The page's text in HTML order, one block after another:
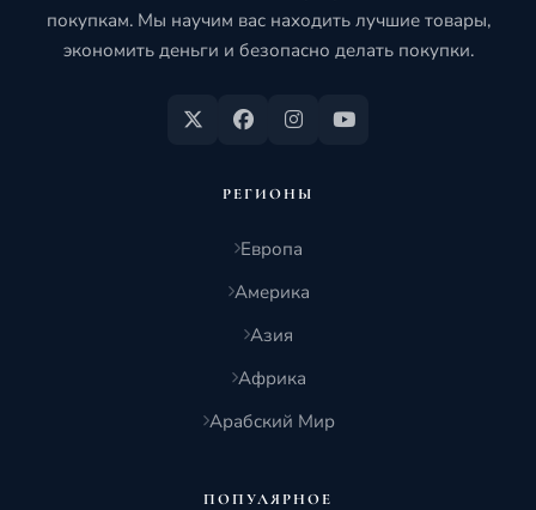
покупкам. Мы научим вас находить лучшие товары,
экономить деньги и безопасно делать покупки.
РЕГИОНЫ
Европа
Америка
Азия
Африка
Арабский Мир
ПОПУЛЯРНОЕ